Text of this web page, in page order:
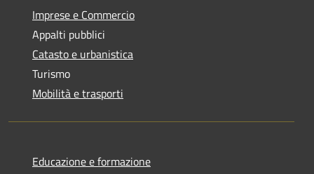
Imprese e Commercio
Appalti pubblici
Catasto e urbanistica
Turismo
Mobilità e trasporti
Educazione e formazione